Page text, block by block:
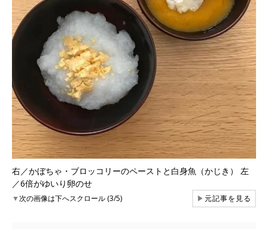
右／かぼちゃ・ブロッコリーのペーストと白身魚（かじき） 左
／6倍がゆいり卵のせ
▼次の画像は下へスクロール (3/5) ▶元記事を見る